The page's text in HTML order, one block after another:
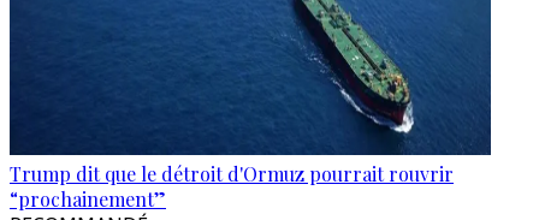
Trump dit que le détroit d'Ormuz pourrait rouvrir
“prochainement”